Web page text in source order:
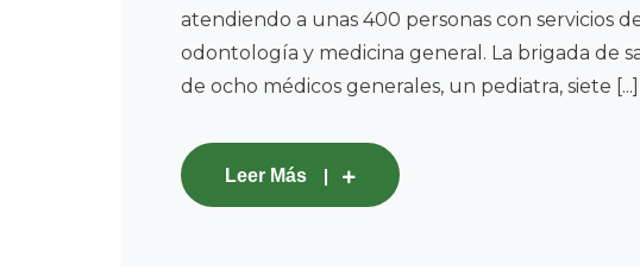
atendiendo a unas 400 personas con servicios
odontología y medicina general. La brigada de
de ocho médicos generales, un pediatra, siete [...]
Leer Más